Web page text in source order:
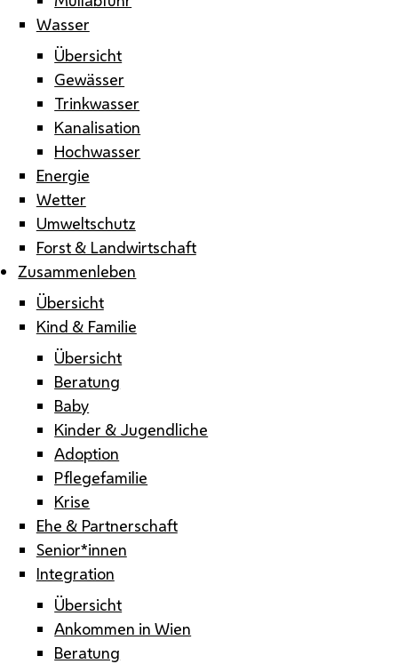
Wasser
Übersicht
Gewässer
Trinkwasser
Kanalisation
Hochwasser
Energie
Wetter
Umweltschutz
Forst & Landwirtschaft
Zusammenleben
Übersicht
Kind & Familie
Übersicht
Beratung
Baby
Kinder & Jugendliche
Adoption
Pflegefamilie
Krise
Ehe & Partnerschaft
Senior*innen
Integration
Übersicht
Ankommen in Wien
Beratung